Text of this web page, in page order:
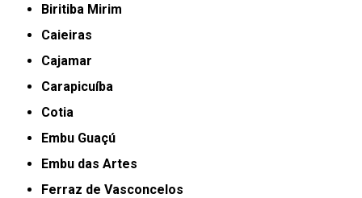
Biritiba Mirim
Caieiras
Cajamar
Carapicuíba
Cotia
Embu Guaçú
Embu das Artes
Ferraz de Vasconcelos